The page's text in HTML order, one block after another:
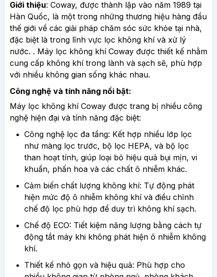
Giới thiệu: Coway, được thành lập vào năm 1989 tại
Hàn Quốc, là một trong những thương hiệu hàng đầu
thế giới về các giải pháp chăm sóc sức khỏe tại nhà,
đặc biệt là trong lĩnh vực lọc không khí và xử lý
nước. . Máy lọc không khí Coway được thiết kế nhằm
cung cấp không khí trong lành và sạch sẽ, phù hợp
với nhiều không gian sống khác nhau.
Công nghệ và tính năng nổi bật:
Máy lọc không khí Coway được trang bị nhiều công
nghệ hiện đại và tính năng đặc biệt:
Công nghệ lọc đa tầng: Kết hợp nhiều lớp lọc
như màng lọc trước, bộ lọc HEPA, và bộ lọc
than hoạt tính, giúp loại bỏ hiệu quả bụi mịn, vi
khuẩn, phấn hoa và các chất ô nhiễm khác.
Cảm biến chất lượng không khí: Tự động phát
hiện mức độ ô nhiễm không khí và điều chỉnh
chế độ lọc phù hợp để duy trì không khí sạch.
Chế độ ECO: Tiết kiệm năng lượng bằng cách tự
động tắt máy khi không phát hiện ô nhiễm không
khí.
Thiết kế nhỏ gọn và hiệu quả: Phù hợp cho